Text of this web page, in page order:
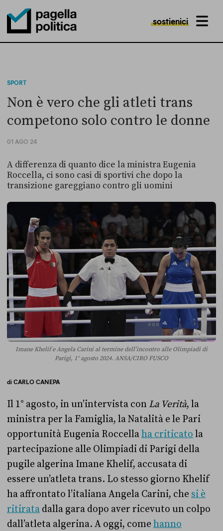
Pagella Politica Logo
sostienici MENU
SPORT
Non è vero che gli atleti trans
competono solo contro le donne
01 AGO 24
A differenza di quanto dice la ministra Eugenia
Roccella, ci sono casi di sportivi che dopo la
transizione gareggiano contro gli uomini
Imane Khelif e Angela Carini al termine dell’incontro alle Olimpiadi di
Parigi, 1° agosto 2024. ANSA/CIRO FUSCO
diCARLO CANEPA
Il 1° agosto, in un’intervista con La Verità, la
ministra per la Famiglia, la Natalità e le Pari
opportunità Eugenia Roccellaha criticato la
partecipazione alle Olimpiadi di Parigi della
pugile algerina Imane Khelif, accusata di
essere un’atleta trans. Lo stesso giorno Khelif
ha affrontato l’italiana Angela Carini, che si è
ritirata dalla gara dopo aver ricevuto un colpo
dall’atleta algerina. A oggi, come hanno